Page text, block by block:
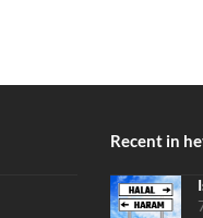
Recent in